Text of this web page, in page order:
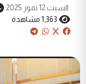
السبت 12 تموز 2025
1,363 مشاهدة